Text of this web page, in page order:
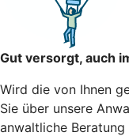
Gut versorgt, auch
Wird die von Ihnen
Sie über unsere
anwaltliche